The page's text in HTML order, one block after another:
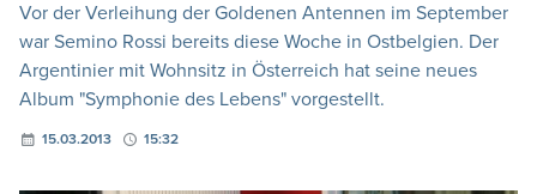
Vor der Verleihung der Goldenen Antennen im September
war Semino Rossi bereits diese Woche in Ostbelgien. Der
Argentinier mit Wohnsitz in Österreich hat seine neues
Album "Symphonie des Lebens" vorgestellt.
15.03.2013 15:32